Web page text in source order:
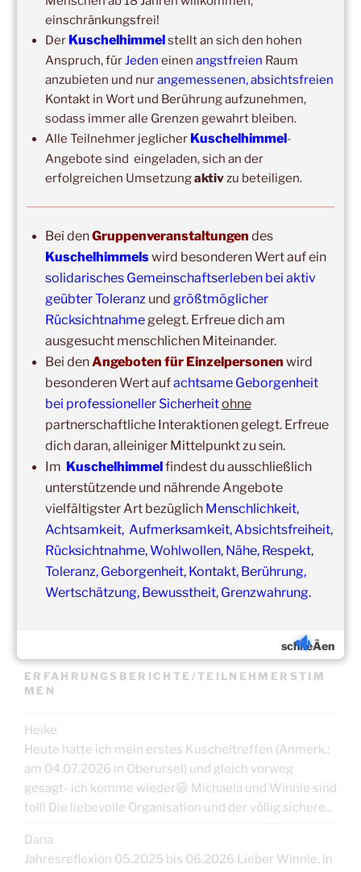
14:00 –20:00,3. Oktober 2026–Oberursel
Kuschelhimmel 6h
Wochenend-Event,17. Oktober 2026 –18. Oktober
2026–Wochenende für 2:1 Ausbildung
Copyright © 2017-2026
Kuschelhimmel
Alle Rechte vorbehalten.
Update:
UnsereGruppenveranstaltungensind ohneEinschränkungen
in unseren Veranstaltungsräumen möglich!
Was schon immer galt und weiter gilt:Fühlst du dich krank
und/oder hast Erkältungssymptome, dann verzichte bitte
vorübergehend auf die Teilnahme.
Der nächste Termin ist nicht weit entfernt.
ERFAHRUNGSBERICHTE/TEILNEHMERSTIM
MEN
Heike
Heute hatte ich mein erstes Kuscheltreffen (Anmerk.:
am 04.07.2026 in Oberursel) und gleich vorweg
gesagt- ich komme wieder😃 Michaela und Winnie sind
toll! Die liebevolle Organisation und der völlig sichere...
Dana
Jahresreflexion 05.2025 bis 06.2026 Lieber Winnie, in
schlieÃen
einschränkungsfrei!
Der Kuschelhimmelstellt an sich den hohen
Anspruch, fürJeden einen angstfreien Raum
anzubieten und nurangemessenen, absichtsfreien
Kontakt in Wort und Berührung aufzunehmen,
sodass immer alle Grenzen gewahrt bleiben.
Alle Teilnehmer jeglicher Kuschelhimmel-
Angebote sind eingeladen, sich an der
erfolgreichen Umsetzungaktivzu beteiligen.
Bei denGruppenveranstaltungen des
Kuschelhimmelswird besonderen Wert auf ein
solidarisches Gemeinschaftserleben bei aktiv
geübter Toleranz und größtmöglicher
Rücksichtnahmegelegt. Erfreue dich am
ausgesucht menschlichen Miteinander.
Bei denAngeboten für Einzelpersonen wird
besonderen Wert aufachtsame Geborgenheit
bei professioneller Sicherheitohne
partnerschaftliche Interaktionen gelegt. Erfreue
dich daran, alleiniger Mittelpunkt zu sein.
Im Kuschelhimmelfindest du ausschließlich
unterstützende und nährende Angebote
vielfältigster Art bezüglich Menschlichkeit,
Achtsamkeit, Aufmerksamkeit, Absichtsfreiheit,
Rücksichtnahme, Wohlwollen, Nähe, Respekt,
Toleranz, Geborgenheit, Kontakt, Berührung,
Wertschätzung, Bewusstheit, Grenzwahrung.